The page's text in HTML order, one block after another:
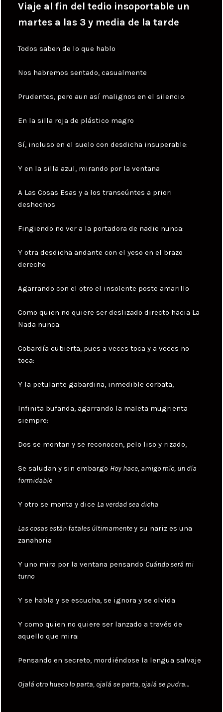
Viaje al fin del tedio insoportable un
martes a las 3 y media de la tarde
Todos saben de lo que hablo
Nos habremos sentado, casualmente
Prudentes, pero aun así malignos en el silencio:
En la silla roja de plástico magro
Sí, incluso en el suelo con desdicha insuperable:
Y en la silla azul, mirando por la ventana
A Las Cosas Esas y a los transeúntes a priori
deshechos
Fingiendo no ver a la portadora de nadie nunca:
Y otra desdicha andante con el yeso en el brazo
derecho
Agarrando con el otro el insolente poste amarillo
Como quien no quiere ser deslizado directo hacia La
Nada nunca:
Cobardía cubierta, pues a veces toca y a veces no
toca:
Y la petulante gabardina, inmedible corbata,
Infinita bufanda, agarrando la maleta mugrienta
siempre:
Dos se montan y se reconocen, pelo liso y rizado,
Se saludan y sin embargo Hoy hace, amigo mío, un día
formidable
Y otro se monta y dice La verdad sea dicha
Las cosas están fatales últimamentey su nariz es una
zanahoria
Y uno mira por la ventana pensando Cuándo será mi
turno
Y se habla y se escucha, se ignora y se olvida
Y como quien no quiere ser lanzado a través de
aquello que mira:
Pensando en secreto, mordiéndose la lengua salvaje
Ojalá otro hueco lo parta, ojalá se parta, ojalá se pudra…